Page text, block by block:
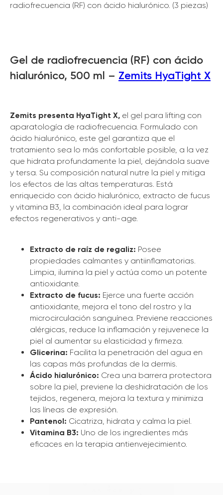
radiofrecuencia (RF) con ácido hialurónico. (3 piezas)
Gel de radiofrecuencia (RF) con ácido
hialurónico, 500 ml – Zemits HyaTight X
Zemits presenta HyaTight X, el gel para lifting con
aparatología de radiofrecuencia. Formulado con
ácido hialurónico, este gel garantiza que el
tratamiento sea lo más confortable posible, a la vez
que hidrata profundamente la piel, dejándola suave
y tersa. Su composición natural nutre la piel y mitiga
los efectos de las altas temperaturas. Está
enriquecido con ácido hialurónico, extracto de fucus
y vitamina B3, la combinación ideal para lograr
efectos regenerativos y anti-age.
Extracto de raíz de regaliz: Posee
propiedades calmantes y antiinflamatorias.
Limpia, ilumina la piel y actúa como un potente
antioxidante.
Extracto de fucus: Ejerce una fuerte acción
antioxidante, mejora el tono del rostro y la
microcirculación sanguínea. Previene reacciones
alérgicas, reduce la inflamación y rejuvenece la
piel al aumentar su elasticidad y firmeza.
Glicerina: Facilita la penetración del agua en
las capas más profundas de la dermis.
Ácido hialurónico: Crea una barrera protectora
sobre la piel, previene la deshidratación de los
tejidos, regenera, mejora la textura y minimiza
las líneas de expresión.
Pantenol: Cicatriza, hidrata y calma la piel.
Vitamina B3: Uno de los ingredientes más
eficaces en la terapia antienvejecimiento.